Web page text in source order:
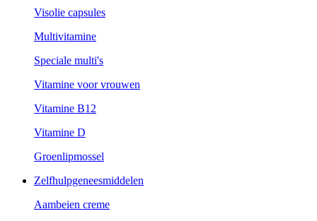
Visolie capsules
Multivitamine
Speciale multi's
Vitamine voor vrouwen
Vitamine B12
Vitamine D
Groenlipmossel
Zelfhulpgeneesmiddelen
Aambeien creme